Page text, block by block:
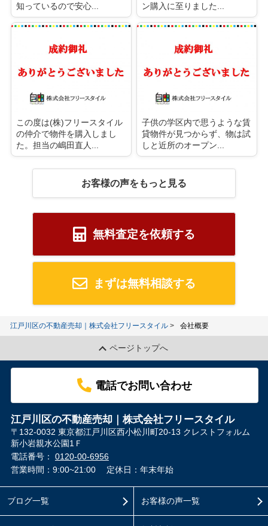
知っているので安心...
ン購入に至りました...
この度は(株)フリースタイル
の仲介で物件を購入しまし
た。担当の嶋田直人...
子供の学区内で思うような賃
貸物件が見つからず、物は試
しと近所のオープン...
お客様の声をもっと見る
無料査定を依頼する
まずは無料相談する
江戸川区の不動産売却｜株式会社フリースタイル 会社概要
ページトップへ
電話でお問い合わせ
江戸川区の不動産売却｜株式会社フリースタイル
〒132-0032 東京都江戸川区西小松川町20-13 クレストフォルム
新小岩親水公園1Ｆ
電話番号： 0120-00-6956
営業時間：9:00~21:00
定休日：年末年始
ブログ一覧 お客様の声一覧